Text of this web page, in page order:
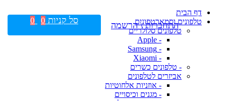
דף הבית
טלפונים וסמארטפונים
טלפונים סלולריים
- Apple
- Samsung
- Xiaomi
- טלפונים כשרים
אביזרים לטלפונים
- אוזניות אלחוטיות
- מגנים וכיסויים
התחברות \ הרשמה סל קניות 0
0